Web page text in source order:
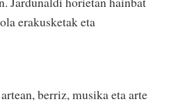
erakusketak eta
berriz, musika eta arte